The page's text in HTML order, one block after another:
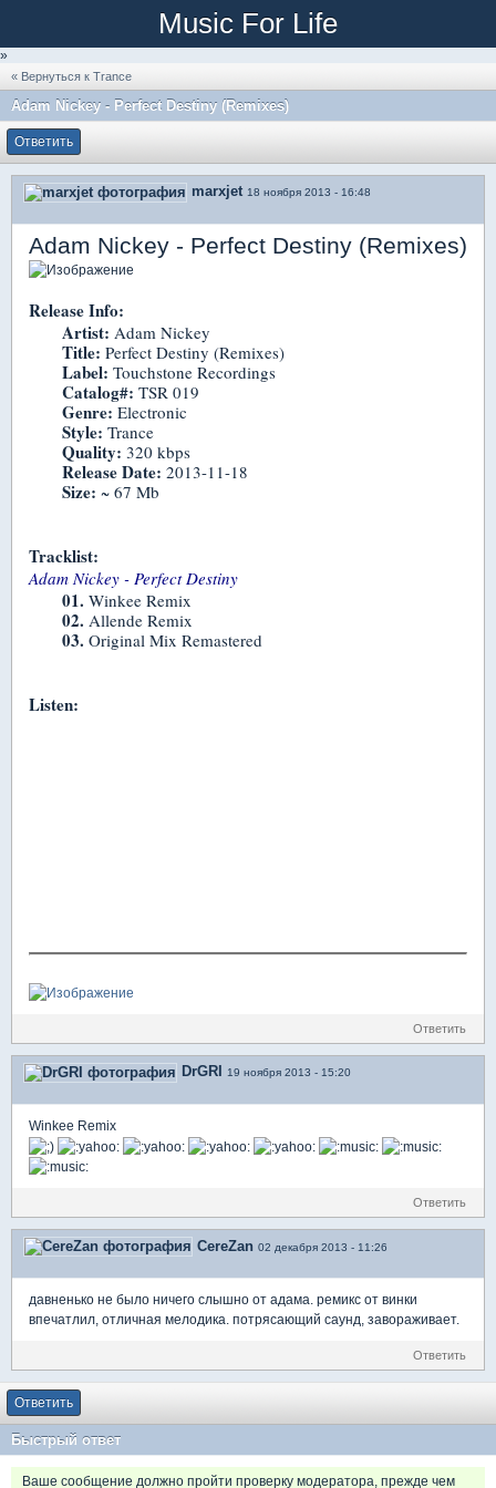
Music For Life
»
« Вернуться к Trance
Adam Nickey - Perfect Destiny (Remixes)
Ответить
marxjet 18 ноября 2013 - 16:48
Adam Nickey - Perfect Destiny (Remixes)
Release Info:
Artist: Adam Nickey
Title: Perfect Destiny (Remixes)
Label: Touchstone Recordings
Catalog#: TSR 019
Genre: Electronic
Style: Trance
Quality: 320 kbps
Release Date: 2013-11-18
Size: ~ 67 Mb
Tracklist:
Adam Nickey - Perfect Destiny
01. Winkee Remix
02. Allende Remix
03. Original Mix Remastered
Listen:
Ответить
DrGRI 19 ноября 2013 - 15:20
Winkee Remix
Ответить
CereZan 02 декабря 2013 - 11:26
давненько не было ничего слышно от адама. ремикс от винки
впечатлил, отличная мелодика. потрясающий саунд, завораживает.
Ответить
Ответить
Быстрый ответ
Ваше сообщение должно пройти проверку модератора, прежде чем